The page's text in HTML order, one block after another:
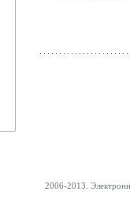
2006-2013.